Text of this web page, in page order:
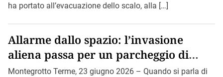
ha portato all’evacuazione dello scalo, alla […]
Allarme dallo spazio: l’invasione
aliena passa per un parcheggio di
Montegrotto.
Montegrotto Terme, 23 giugno 2026 – Quando si parla di